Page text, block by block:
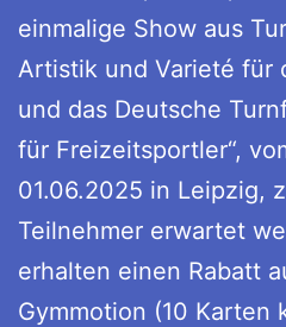
einmalige Show aus
Artistik und Varieté für
und das Deutsche
für Freizeitsportler“,
01.06.2025 in Leipzig,
Teilnehmer erwartet
erhalten einen Rabatt
Gymmotion (10 Karten